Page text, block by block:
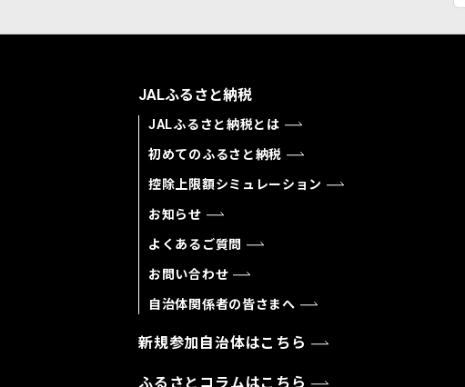
JALふるさと納税
JALふるさと納税とは
初めてのふるさと納税
控除上限額シミュレーション
お知らせ
よくあるご質問
お問い合わせ
自治体関係者の皆さまへ
新規参加自治体はこちら
ふるさとコラムはこちら